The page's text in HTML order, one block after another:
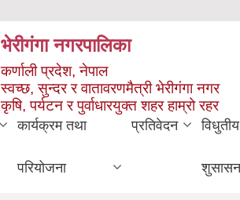
भेरीगंगा नगरपालिका
कर्णाली प्रदेश, नेपाल
स्वच्छ, सुन्दर र वातावरणमैत्री भेरीगंगा नगर
कृषि, पर्यटन र पुर्वाधारयुक्त शहर हाम्रो रहर
कार्यक्रम तथा
परियोजना
प्रतिवेदन विधुतीय